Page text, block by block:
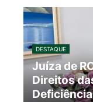
DESTAQUE
Juíza de
Direitos